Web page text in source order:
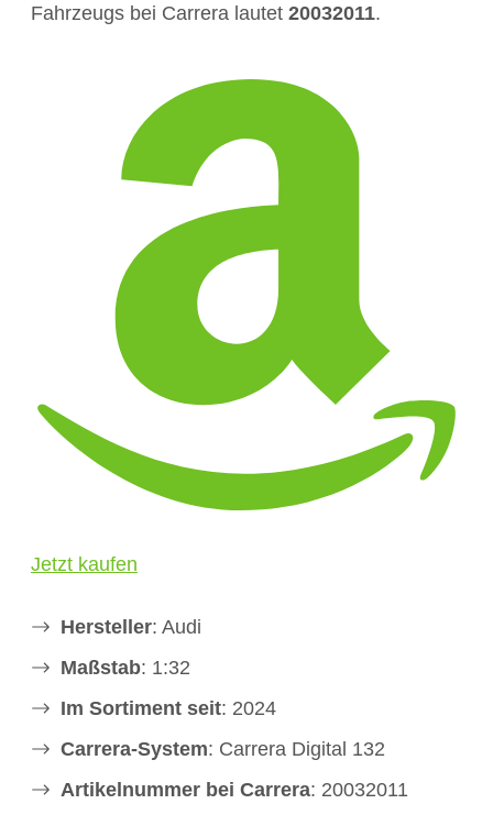
Fahrzeugs bei Carrera lautet 20032011.
Jetzt kaufen
Hersteller: Audi
Maßstab: 1:32
Im Sortiment seit: 2024
Carrera-System: Carrera Digital 132
Artikelnummer bei Carrera: 20032011